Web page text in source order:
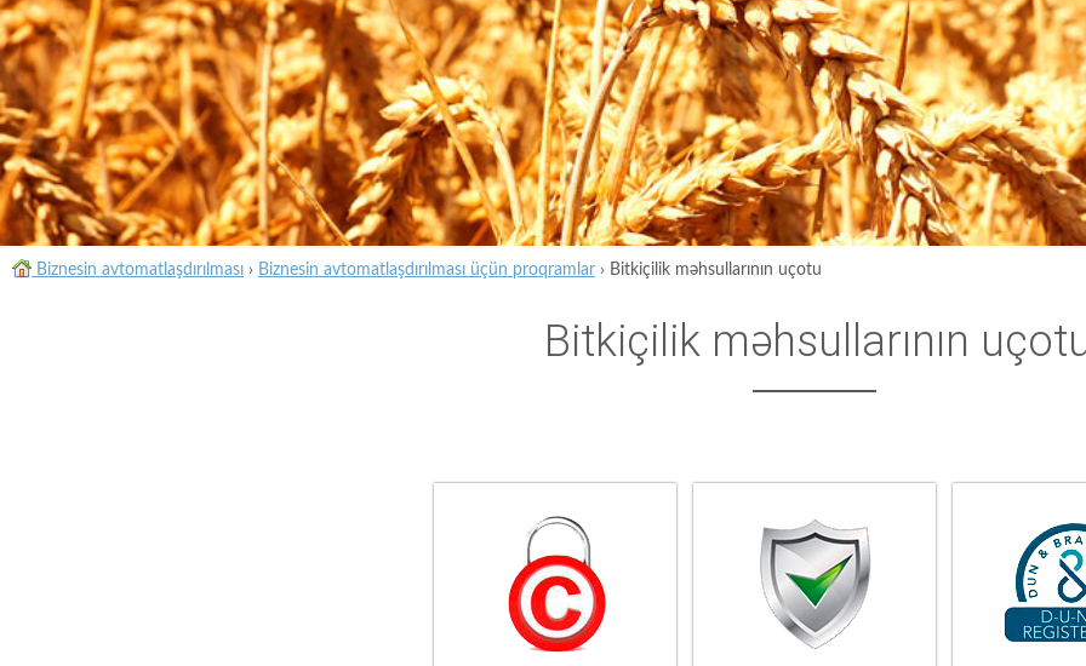
Biznesin avtomatlaşdırılması › Biznesin avtomatlaşdırılması üçün proqramlar › Bitkiçilik məhsullarının uçotu
Bitkiçilik məhsullarının